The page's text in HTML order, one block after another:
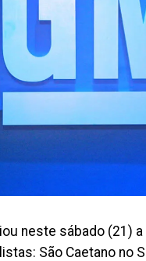
neste sábado (21)
São Caetano no